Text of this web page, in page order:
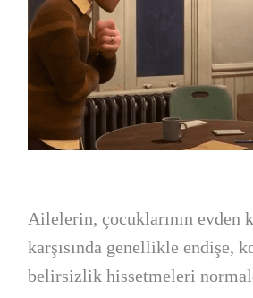
Ailelerin, çocuklarının evden
karşısında genellikle endişe,
belirsizlik hissetmeleri